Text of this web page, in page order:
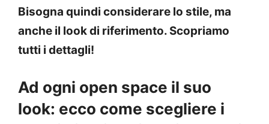
Bisogna quindi considerare lo stile, ma
anche il look di riferimento. Scopriamo
tutti i dettagli!
Ad ogni open space il suo
look: ecco come scegliere i